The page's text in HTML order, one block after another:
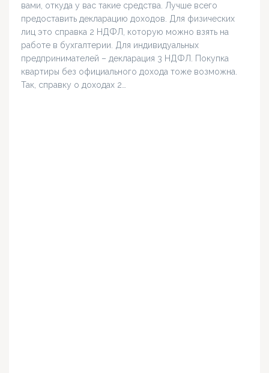
вами, откуда у вас такие средства. Лучше всего
предоставить декларацию доходов. Для физических
лиц это справка 2 НДФЛ, которую можно взять на
работе в бухгалтерии. Для индивидуальных
предпринимателей – декларация 3 НДФЛ. Покупка
квартиры без официального дохода тоже возможна.
Так, справку о доходах 2…